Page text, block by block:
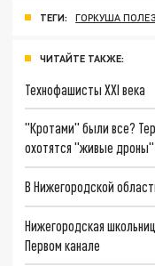
ТЕГИ: ГОРКУША
ЧИТАЙТЕ ТАКЖЕ:
Технофашисты XXI века
"Кротами" были все?
охотятся "живые дроны"
В Нижегородской
Нижегородская
Первом канале